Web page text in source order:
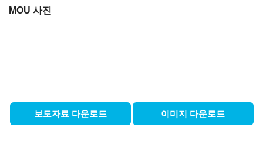
MOU 사진
보도자료 다운로드 이미지 다운로드